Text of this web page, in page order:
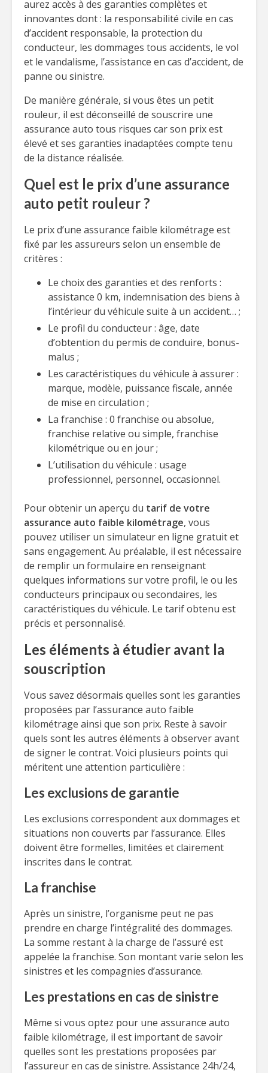
aurez accès à des garanties complètes et
innovantes dont : la responsabilité civile en cas
d’accident responsable, la protection du
conducteur, les dommages tous accidents, le vol
et le vandalisme, l’assistance en cas d’accident, de
panne ou sinistre.
De manière générale, si vous êtes un petit
rouleur, il est déconseillé de souscrire une
assurance auto tous risques car son prix est
élevé et ses garanties inadaptées compte tenu
de la distance réalisée.
Quel est le prix d’une assurance
auto petit rouleur ?
Le prix d’une assurance faible kilométrage est
fixé par les assureurs selon un ensemble de
critères :
Le choix des garanties et des renforts :
assistance 0 km, indemnisation des biens à
l’intérieur du véhicule suite à un accident… ;
Le profil du conducteur : âge, date
d’obtention du permis de conduire, bonus-
malus ;
Les caractéristiques du véhicule à assurer :
marque, modèle, puissance fiscale, année
de mise en circulation ;
La franchise : 0 franchise ou absolue,
franchise relative ou simple, franchise
kilométrique ou en jour ;
L’utilisation du véhicule : usage
professionnel, personnel, occasionnel.
Pour obtenir un aperçu du tarif de votre
assurance auto faible kilométrage, vous
pouvez utiliser un simulateur en ligne gratuit et
sans engagement. Au préalable, il est nécessaire
de remplir un formulaire en renseignant
quelques informations sur votre profil, le ou les
conducteurs principaux ou secondaires, les
caractéristiques du véhicule. Le tarif obtenu est
précis et personnalisé.
Les éléments à étudier avant la
souscription
Vous savez désormais quelles sont les garanties
proposées par l’assurance auto faible
kilométrage ainsi que son prix. Reste à savoir
quels sont les autres éléments à observer avant
de signer le contrat. Voici plusieurs points qui
méritent une attention particulière :
Les exclusions de garantie
Les exclusions correspondent aux dommages et
situations non couverts par l’assurance. Elles
doivent être formelles, limitées et clairement
inscrites dans le contrat.
La franchise
Après un sinistre, l’organisme peut ne pas
prendre en charge l’intégralité des dommages.
La somme restant à la charge de l’assuré est
appelée la franchise. Son montant varie selon les
sinistres et les compagnies d’assurance.
Les prestations en cas de sinistre
Même si vous optez pour une assurance auto
faible kilométrage, il est important de savoir
quelles sont les prestations proposées par
l’assureur en cas de sinistre. Assistance 24h/24,